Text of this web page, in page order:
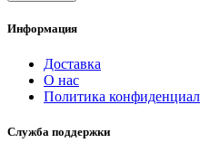
Информация
Доставка
О нас
Политика
Служба поддержки